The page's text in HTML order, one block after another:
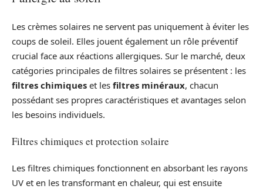
Les crèmes solaires ne servent pas uniquement à éviter les
coups de soleil. Elles jouent également un rôle préventif
crucial face aux réactions allergiques. Sur le marché, deux
catégories principales de filtres solaires se présentent : les
filtres chimiques et les filtres minéraux, chacun
possédant ses propres caractéristiques et avantages selon
les besoins individuels.
Filtres chimiques et protection solaire
Les filtres chimiques fonctionnent en absorbant les rayons
UV et en les transformant en chaleur, qui est ensuite